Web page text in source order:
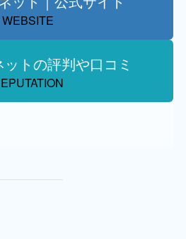
WEBSITE
トの評判や口コミ